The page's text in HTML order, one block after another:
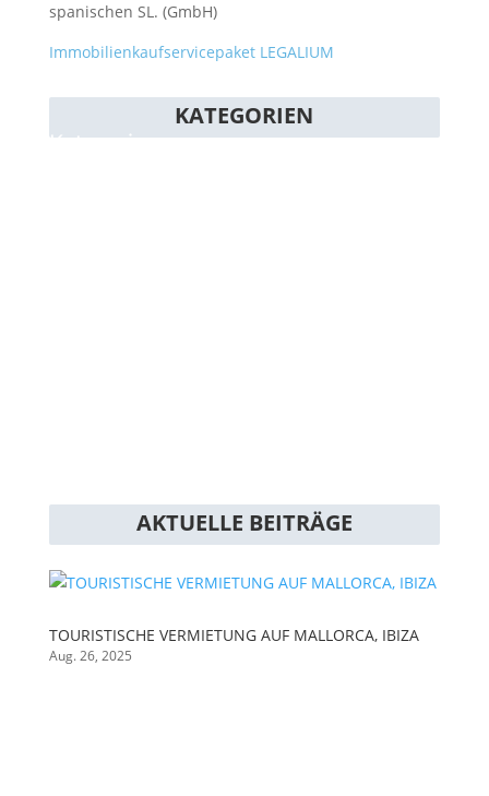
spanischen SL. (GmbH)
Immobilienkaufservicepaket LEGALIUM
KATEGORIEN
Kategorien
AKTUELLE BEITRÄGE
TOURISTISCHE VERMIETUNG AUF MALLORCA, IBIZA
Aug. 26, 2025